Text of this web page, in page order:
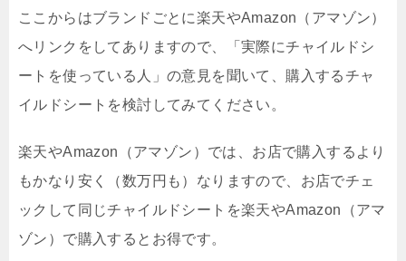
ここからはブランドごとに楽天やAmazon（アマゾン）
へリンクをしてありますので、「実際にチャイルドシ
ートを使っている人」の意見を聞いて、購入するチャ
イルドシートを検討してみてください。
楽天やAmazon（アマゾン）では、お店で購入するより
もかなり安く（数万円も）なりますので、お店でチェ
ックして同じチャイルドシートを楽天やAmazon（アマ
ゾン）で購入するとお得です。